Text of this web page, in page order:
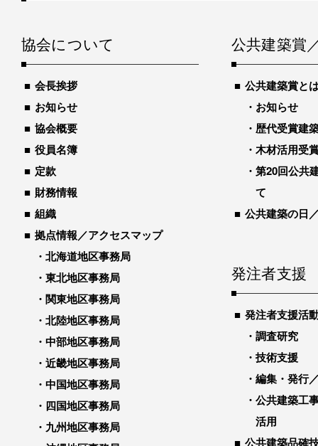
協会について
会長挨拶
お知らせ
協会概要
役員名簿
定款
財務情報
組織
拠点情報／アクセスマップ
北海道地区事務局
東北地区事務局
関東地区事務局
北陸地区事務局
中部地区事務局
近畿地区事務局
中国地区事務局
四国地区事務局
九州地区事務局
公共建築賞
公共建築賞と
お知らせ
歴代受賞建
木材活用受
第20回公共
て
公共建築の日
発注者支援
発注者支援活
調査研究
技術支援
編集・発行
公共建築工
活用
公共建築品確